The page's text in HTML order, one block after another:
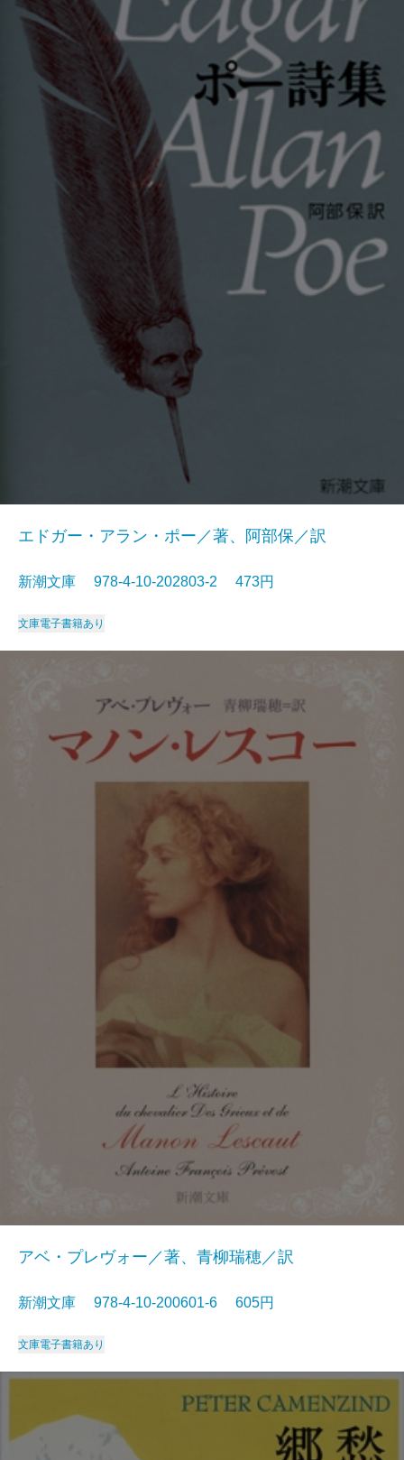
エドガー・アラン・ポー／著、阿部保／訳
新潮文庫 978-4-10-202803-2 473円
文庫電子書籍あり
アベ・プレヴォー／著、青柳瑞穂／訳
新潮文庫 978-4-10-200601-6 605円
文庫電子書籍あり